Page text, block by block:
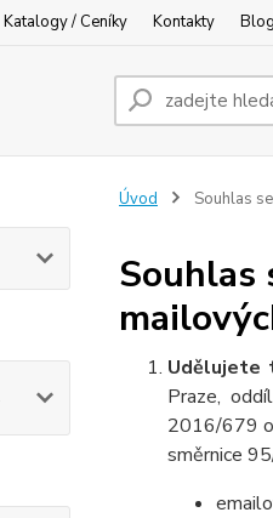
Katalogy / Ceníky Kontakty Blog
Úvod Souhlas
Souhlas
Udělujete
Praze,
2016/679 o
směrnice